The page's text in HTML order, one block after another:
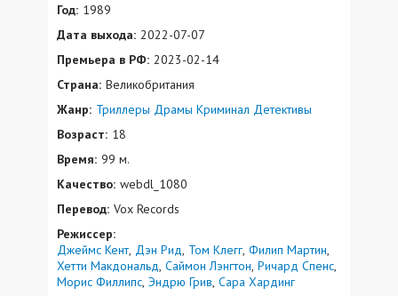
Год: 1989
Дата выхода: 2022-07-07
Премьера в РФ: 2023-02-14
Страна: Великобритания
Жанр: Триллеры Драмы Криминал Детективы
Возраст: 18
Время: 99 м.
Качество: webdl_1080
Перевод: Vox Records
Режиссер:
Джеймс Кент Дэн Рид Том Клегг Филип Мартин
Хетти Макдональд Саймон Лэнгтон Ричард Спенс
Морис Филлипс Эндрю Грив Сара Хардинг